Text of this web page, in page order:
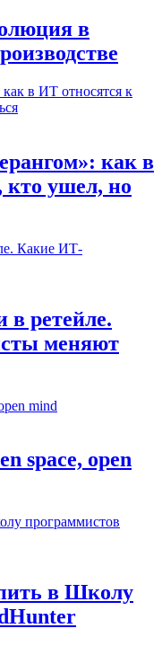
в
как в
кто ушел, но
в ретейле.
меняют
space, open
в Школу